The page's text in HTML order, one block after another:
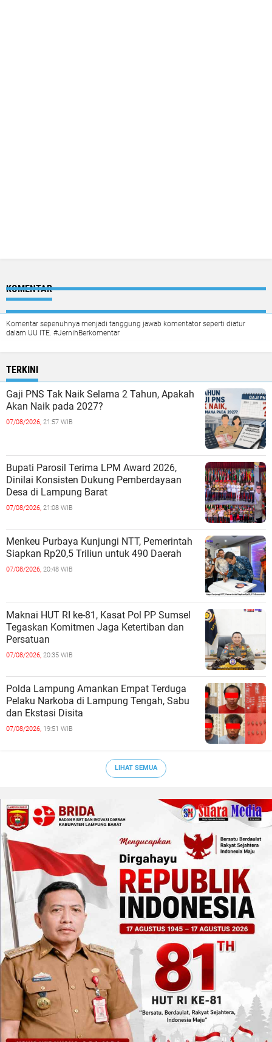
KOMENTAR
Komentar sepenuhnya menjadi tanggung jawab komentator seperti diatur
dalam UU ITE. #JernihBerkomentar
TERKINI
Gaji PNS Tak Naik Selama 2 Tahun, Apakah
Akan Naik pada 2027?
07/08/2026, 21:57 WIB
Bupati Parosil Terima LPM Award 2026,
Dinilai Konsisten Dukung Pemberdayaan
Desa di Lampung Barat
07/08/2026, 21:08 WIB
Menkeu Purbaya Kunjungi NTT, Pemerintah
Siapkan Rp20,5 Triliun untuk 490 Daerah
07/08/2026, 20:48 WIB
Maknai HUT RI ke-81, Kasat Pol PP Sumsel
Tegaskan Komitmen Jaga Ketertiban dan
Persatuan
07/08/2026, 20:35 WIB
Polda Lampung Amankan Empat Terduga
Pelaku Narkoba di Lampung Tengah, Sabu
dan Ekstasi Disita
07/08/2026, 19:51 WIB
LIHAT SEMUA